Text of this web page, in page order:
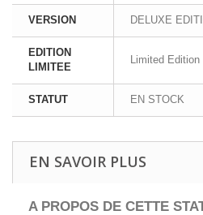
VERSION DELUXE
EDITION
LIMITEE
Limited Edition
STATUT EN STOCK
EN SAVOIR PLUS
A PROPOS DE CETTE